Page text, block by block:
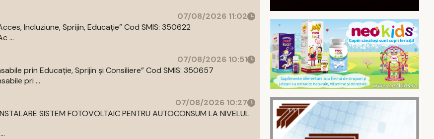
07/08/2026 11:02
Incluziune, Sprijin, Educație” Cod SMIS: 350622
...
07/08/2026 10:51
prin Educație, Sprijin și Consiliere” Cod SMIS: 350657
pri ...
07/08/2026 10:27
SISTEM FOTOVOLTAIC PENTRU AUTOCONSUM LA NIVELUL